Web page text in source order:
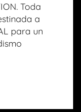
Toda
a
para un